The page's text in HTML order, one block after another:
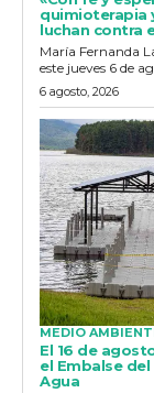
quimioterapia
luchan contra
María Fernanda
este jueves 6 de
6 agosto, 2026
MEDIO
El 16 de
el Embalse
Agua